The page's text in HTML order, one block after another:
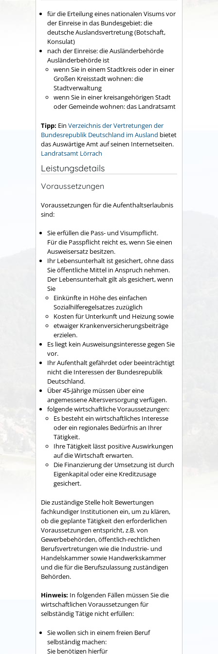
für die Erteilung eines nationalen Visums vor
der Einreise in das Bundesgebiet: die
deutsche Auslandsvertretung (Botschaft,
Konsulat)
nach der Einreise: die Ausländerbehörde
Ausländerbehörde ist
wenn Sie in einem Stadtkreis oder in einer
Großen Kreisstadt wohnen: die
Stadtverwaltung
wenn Sie in einer kreisangehörigen Stadt
oder Gemeinde wohnen: das Landratsamt
Tipp: Ein Verzeichnis der Vertretungen der
Bundesrepublik Deutschland im Ausland bietet
das Auswärtige Amt auf seinen Internetseiten.
Landratsamt Lörrach
Leistungsdetails
Voraussetzungen
Voraussetzungen für die Aufenthaltserlaubnis
sind:
Sie erfüllen die Pass- und Visumpflicht.
Für die Passpflicht reicht es, wenn Sie einen
Ausweisersatz besitzen.
Ihr Lebensunterhalt ist gesichert, ohne dass
Sie öffentliche Mittel in Anspruch nehmen.
Der Lebensunterhalt gilt als gesichert, wenn
Sie
Einkünfte in Höhe des einfachen
Sozialhilferegelsatzes zuzüglich
Kosten für Unterkunft und Heizung sowie
etwaiger Krankenversicherungsbeiträge
erzielen.
Es liegt kein Ausweisungsinteresse gegen Sie
vor.
Ihr Aufenthalt gefährdet oder beeinträchtigt
nicht die Interessen der Bundesrepublik
Deutschland.
Über 45-Jährige müssen über eine
angemessene Altersversorgung verfügen.
folgende wirtschaftliche Voraussetzungen:
Es besteht ein wirtschaftliches Interesse
oder ein regionales Bedürfnis an Ihrer
Tätigkeit.
Ihre Tätigkeit lässt positive Auswirkungen
auf die Wirtschaft erwarten.
Die Finanzierung der Umsetzung ist durch
Eigenkapital oder eine Kreditzusage
gesichert.
Diezuständige Stelle holt Bewertungen
fachkundiger Institutionen ein, um zu klären,
ob die geplante Tätigkeit den erforderlichen
Voraussetzungen entspricht, z.B. von
Gewerbebehörden, öffentlich-rechtlichen
Berufsvertretungen wie die Industrie- und
Handelskammer sowie Handwerkskammer
und die für die Berufszulassung zuständigen
Behörden.
Hinweis: In folgenden Fällen müssen Sie die
wirtschaftlichen Voraussetzungen für
selbständig Tätige nicht erfüllen:
Sie wollen sich in einem freien Beruf
selbständig machen:
Sie benötigen hierfür